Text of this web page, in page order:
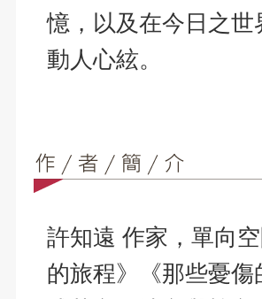
憶，以及在今日之
動人心絃。
許知遠 作家，單向
的旅程》《那些憂